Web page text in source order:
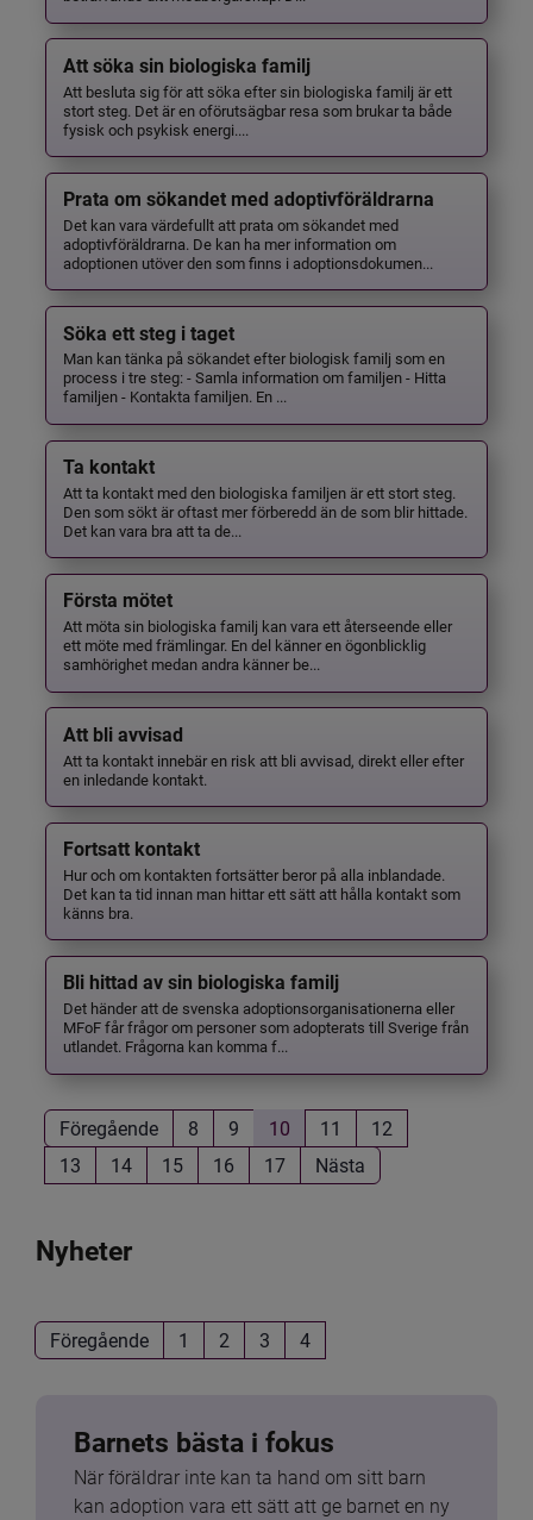
Att söka sin biologiska familj
Att besluta sig för att söka efter sin biologiska familj är ett
stort steg. Det är en oförutsägbar resa som brukar ta både
fysisk och psykisk energi....
Prata om sökandet med adoptivföräldrarna
Det kan vara värdefullt att prata om sökandet med
adoptivföräldrarna. De kan ha mer information om
adoptionen utöver den som finns i adoptionsdokumen...
Söka ett steg i taget
Man kan tänka på sökandet efter biologisk familj som en
process i tre steg: - Samla information om familjen - Hitta
familjen - Kontakta familjen. En ...
Ta kontakt
Att ta kontakt med den biologiska familjen är ett stort steg.
Den som sökt är oftast mer förberedd än de som blir hittade.
Det kan vara bra att ta de...
Första mötet
Att möta sin biologiska familj kan vara ett återseende eller
ett möte med främlingar. En del känner en ögonblicklig
samhörighet medan andra känner be...
Att bli avvisad
Att ta kontakt innebär en risk att bli avvisad, direkt eller efter
en inledande kontakt.
Fortsatt kontakt
Hur och om kontakten fortsätter beror på alla inblandade.
Det kan ta tid innan man hittar ett sätt att hålla kontakt som
känns bra.
Bli hittad av sin biologiska familj
Det händer att de svenska adoptionsorganisationerna eller
MFoF får frågor om personer som adopterats till Sverige från
utlandet. Frågorna kan komma f...
Föregående 8 9 10 11
12
13
14 15 16 17 Nästa
Nyheter
Föregående 1 2 3 4
Barnets bästa i fokus
När föräldrar inte kan ta hand om sitt barn
kan adoption vara ett sätt att ge barnet en ny